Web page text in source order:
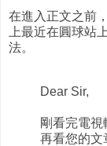
在進入正文之前
上最近在圓球站
法。
Dear Sir,
剛看完電視
再看您的文